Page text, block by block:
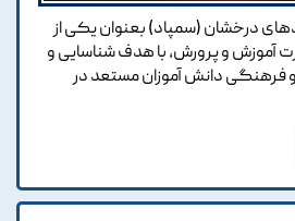
درخشان (سمپاد) بعنوان یکی از
آموزش و پرورش، با هدف شناسایی و
فرهنگی دانش آموزان مستعد در